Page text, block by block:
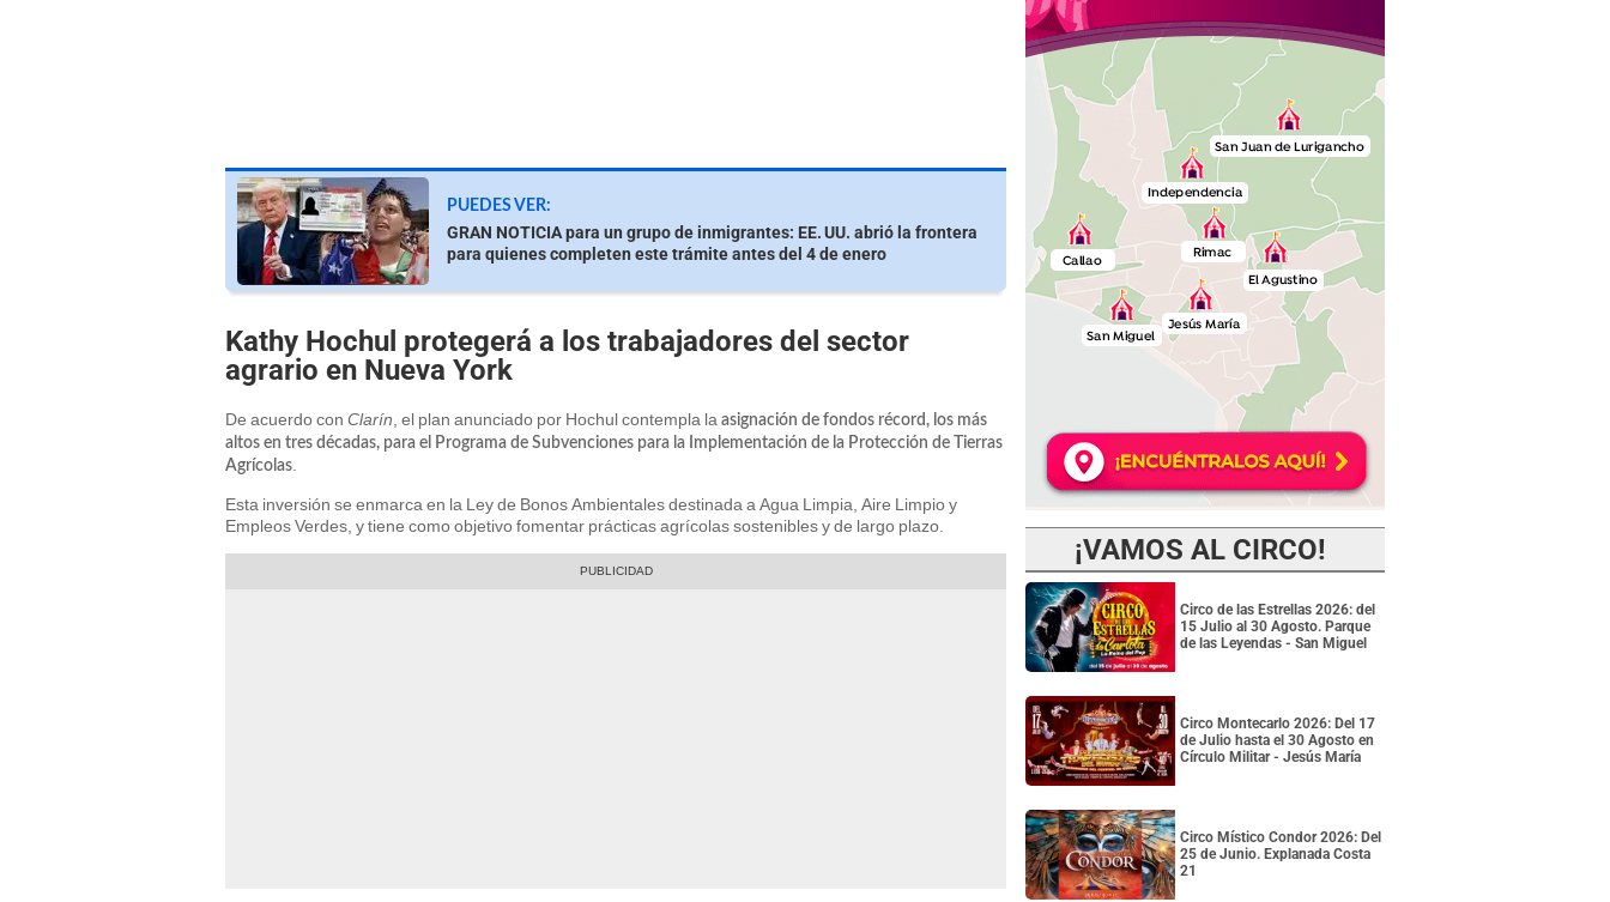
PUEDES VER:
GRAN NOTICIA para un grupo de inmigrantes: EE. UU. abrió la frontera
para quienes completen este trámite antes del 4 de enero
Kathy Hochul protegerá a los trabajadores del sector
agrario en Nueva York
De acuerdo con Clarín , el plan anunciado por Hochul contempla la asignación de fondos récord, los más
altos en tres décadas, para el Programa de Subvenciones para la Implementación de la Protección de Tierras
Agrícolas
Esta inversión se enmarca en la Ley de Bonos Ambientales destinada a Agua Limpia, Aire Limpio y
Empleos Verdes, y tiene como objetivo fomentar prácticas agrícolas sostenibles y de largo plazo.
¡VAMOS AL CIRCO!
Circo de las Estrellas 2026: del
15 Julio al 30 Agosto. Parque
de las Leyendas - San Miguel
Circo Montecarlo 2026: Del 17
de Julio hasta el 30 Agosto en
Círculo Militar - Jesús María
Circo Místico Condor 2026: Del
25 de Junio. Explanada Costa
21